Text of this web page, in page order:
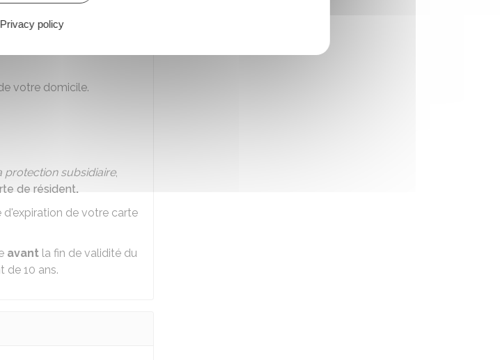
de la carte.
votre domicile.
protection subsidiaire,
de résident.
de votre carte
avant la fin de validité du
de 10 ans.
Privacy policy